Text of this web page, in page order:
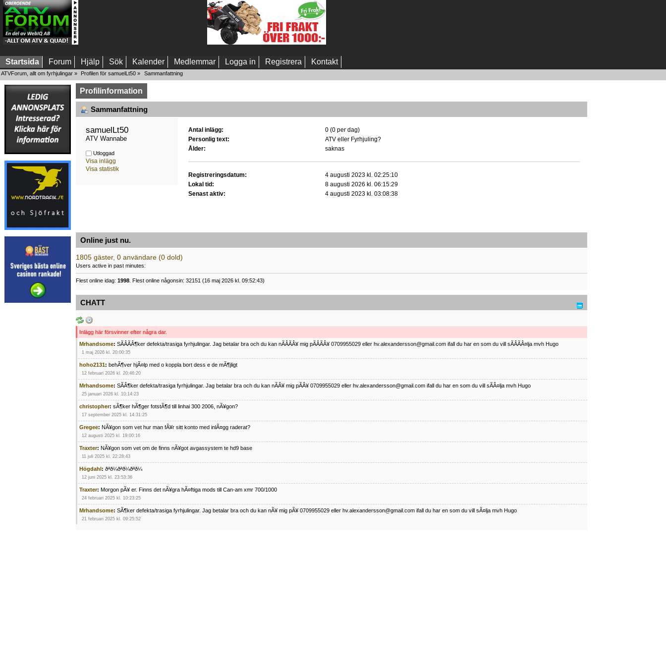
Startsida Forum Hjälp Sök Kalender Medlemmar Logga in Registrera Kontakt
ATVForum, allt om fyrhjulingar » Profilen för samuelLt50 » Sammanfattning
Profilinformation
Sammanfattning
samuelLt50
ATV Wannabe
Utloggad
Visa inlägg
Visa statistik
Antal inlägg:
0 (0 per dag)
Personlig text:
ATV eller Fyrhjuling?
Ålder:
saknas
Registreringsdatum:
4 augusti 2023 kl. 02:25:10
Lokal tid:
8 augusti 2026 kl. 06:15:29
Senast aktiv:
4 augusti 2023 kl. 03:08:38
Online just nu.
1805 gäster, 0 användare (0 dold)
Users active in past minutes:
Flest online idag: 1998 . Flest online någonsin: 32151 (16 maj 2026 kl. 09:52:43)
CHATT
Inlägg här försvinner efter några dar.
Mrhandsome: SÃÂÃÂ¶ker defekta/trasiga fyrhjulingar. Jag betalar bra och du kan nÃÂÃÂ¥ mig pÃÂÃÂ¥ 0709955029 eller hv.alexandersson@gmail.com ifall du har en som du vill sÃÂÃÂ¤lja mvh Hugo
1 maj 2026 kl. 20:00:35
hoho2131: behÃ¶ver hjÃ¤lp med o koppla bort dess e de mÃ¶jligt
12 februari 2026 kl. 20:46:20
Mrhandsome: SÃÂ¶ker defekta/trasiga fyrhjulingar. Jag betalar bra och du kan nÃÂ¥ mig pÃÂ¥ 0709955029 eller hv.alexandersson@gmail.com ifall du har en som du vill sÃÂ¤lja mvh Hugo
25 januari 2026 kl. 10:14:23
christopher: sÃ¶ker hÃ¶ger fotstÃ¶d till linhai 300 2006, nÃ¥gon?
17 september 2025 kl. 14:31:25
Gregee: NÃ¥gon som vet hur man fÃ¥r sitt konto med inlÃ¤gg raderat?
12 augusti 2025 kl. 19:00:16
Traxter: NÃ¥gon som vet om de finns nÃ¥got avgassystem te hd9 base
11 juli 2025 kl. 22:28:43
Högdahl: ðªð¼ðªð¼ðªð¼
12 juni 2025 kl. 23:53:36
Traxter: Morgon pÃ¥ er. Finns det nÃ¥gra hÃ¤ftiga mods till Can-am xmr 700/1000
24 februari 2025 kl. 10:23:25
Mrhandsome: SÃ¶ker defekta/trasiga fyrhjulingar. Jag betalar bra och du kan nÃ¥ mig pÃ¥ 0709955029 eller hv.alexandersson@gmail.com ifall du har en som du vill sÃ¤lja mvh Hugo
21 februari 2025 kl. 09:25:52